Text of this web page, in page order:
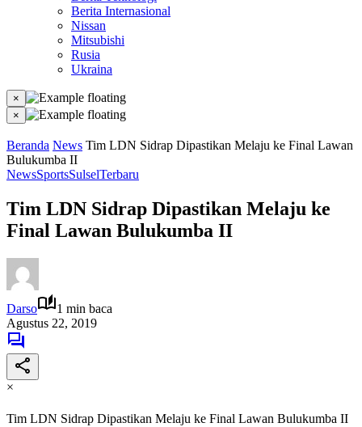
Berita Internasional
Nissan
Mitsubishi
Rusia
Ukraina
×
×
Beranda News Tim LDN Sidrap Dipastikan Melaju ke Final Lawan
Bulukumba II
NewsSportsSulselTerbaru
Tim LDN Sidrap Dipastikan Melaju ke
Final Lawan Bulukumba II
Darso
1 min baca
Agustus 22, 2019
×
Tim LDN Sidrap Dipastikan Melaju ke Final Lawan Bulukumba II